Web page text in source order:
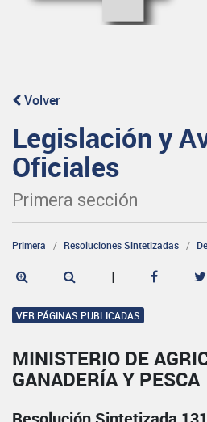
Volver
Legislación y
Oficiales
Primera sección
Primera Resoluciones Sintetizadas
|
VER PÁGINAS PUBLICADAS
MINISTERIO DE
GANADERÍA Y PESCA